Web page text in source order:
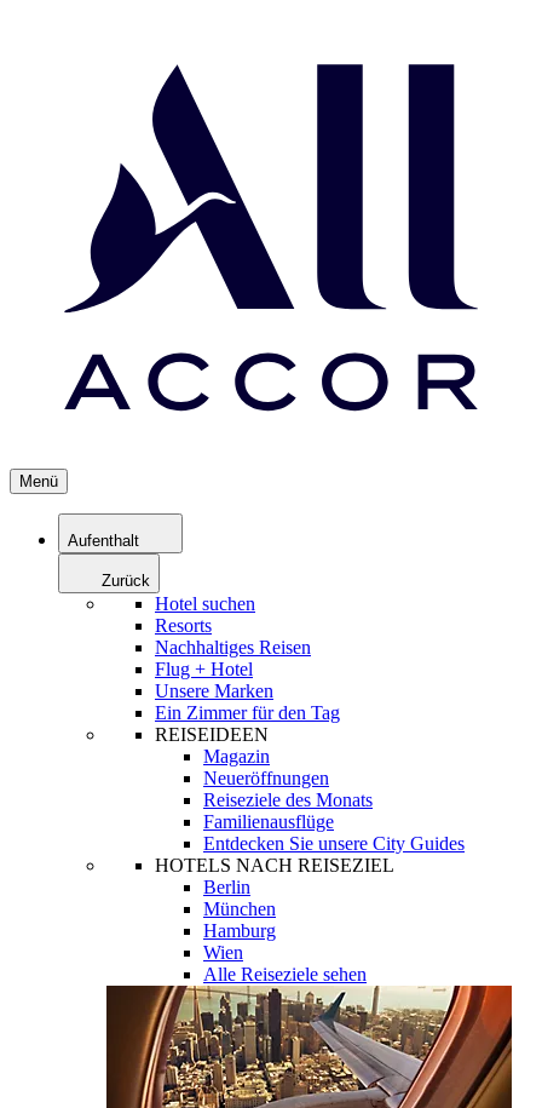
Menü
Aufenthalt
Zurück
Hotel suchen
Resorts
Nachhaltiges Reisen
Flug + Hotel
Unsere Marken
Ein Zimmer für den Tag
REISEIDEEN
Magazin
Neueröffnungen
Reiseziele des Monats
Familienausflüge
Entdecken Sie unsere City Guides
HOTELS NACH REISEZIEL
Berlin
München
Hamburg
Wien
Alle Reiseziele sehen